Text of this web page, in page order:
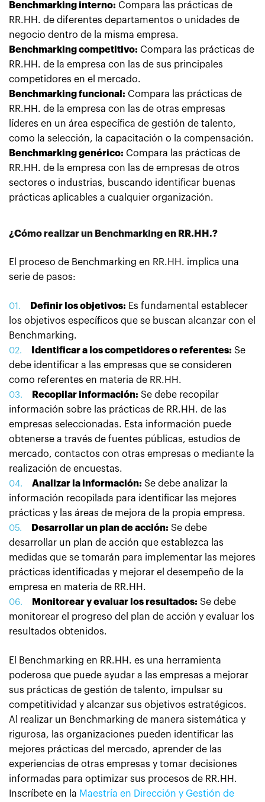
Benchmarking interno: Compara las prácticas de
RR.HH. de diferentes departamentos o unidades de
negocio dentro de la misma empresa.
Benchmarking competitivo: Compara las prácticas de
RR.HH. de la empresa con las de sus principales
competidores en el mercado.
Benchmarking funcional: Compara las prácticas de
RR.HH. de la empresa con las de otras empresas
líderes en un área específica de gestión de talento,
como la selección, la capacitación o la compensación.
Benchmarking genérico: Compara las prácticas de
RR.HH. de la empresa con las de empresas de otros
sectores o industrias, buscando identificar buenas
prácticas aplicables a cualquier organización.
¿Cómo realizar un Benchmarking en RR.HH.?
El proceso de Benchmarking en RR.HH. implica una
serie de pasos:
Definir los objetivos: Es fundamental establecer
los objetivos específicos que se buscan alcanzar con el
Benchmarking.
Identificar a los competidores o referentes: Se
debe identificar a las empresas que se consideren
como referentes en materia de RR.HH.
Recopilar información: Se debe recopilar
información sobre las prácticas de RR.HH. de las
empresas seleccionadas. Esta información puede
obtenerse a través de fuentes públicas, estudios de
mercado, contactos con otras empresas o mediante la
realización de encuestas.
Analizar la información: Se debe analizar la
información recopilada para identificar las mejores
prácticas y las áreas de mejora de la propia empresa.
Desarrollar un plan de acción: Se debe
desarrollar un plan de acción que establezca las
medidas que se tomarán para implementar las mejores
prácticas identificadas y mejorar el desempeño de la
empresa en materia de RR.HH.
Monitorear y evaluar los resultados: Se debe
monitorear el progreso del plan de acción y evaluar los
resultados obtenidos.
El Benchmarking en RR.HH. es una herramienta
poderosa que puede ayudar a las empresas a mejorar
sus prácticas de gestión de talento, impulsar su
competitividad y alcanzar sus objetivos estratégicos.
Al realizar un Benchmarking de manera sistemática y
rigurosa, las organizaciones pueden identificar las
mejores prácticas del mercado, aprender de las
experiencias de otras empresas y tomar decisiones
informadas para optimizar sus procesos de RR.HH.
Inscríbete en la Maestría en Dirección y Gestión de